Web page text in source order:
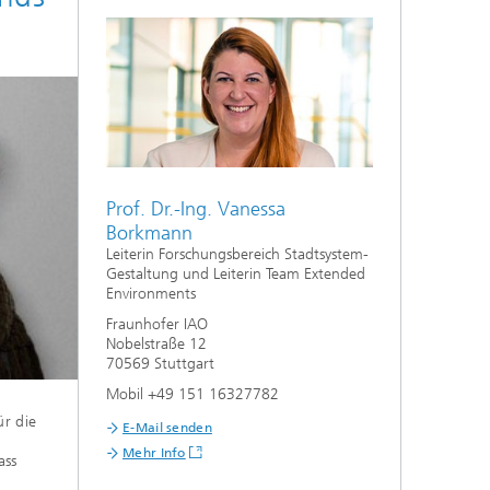
die
Expertenstimme:
Prof. Dr.-Ing. Vanessa
Borkmann
Leiterin Forschungsbereich Stadtsystem-
Gestaltung und Leiterin Team Extended
Environments
Fraunhofer IAO
Nobelstraße 12
70569 Stuttgart
Mobil +49 151 16327782
E-Mail senden
Mehr Info